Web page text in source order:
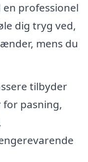
en professionel
dig tryg ved,
mens du
tilbyder
pasning,